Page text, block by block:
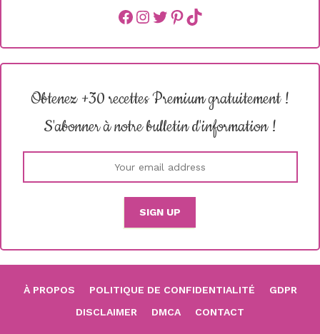
Facebook
instagram
Twitter
Pinterest
TikTok
Obtenez +30 recettes Premium gratuitement !
S'abonner à notre bulletin d'information !
À PROPOS POLITIQUE DE CONFIDENTIALITÉ
GDPR
DISCLAIMER
DMCA CONTACT